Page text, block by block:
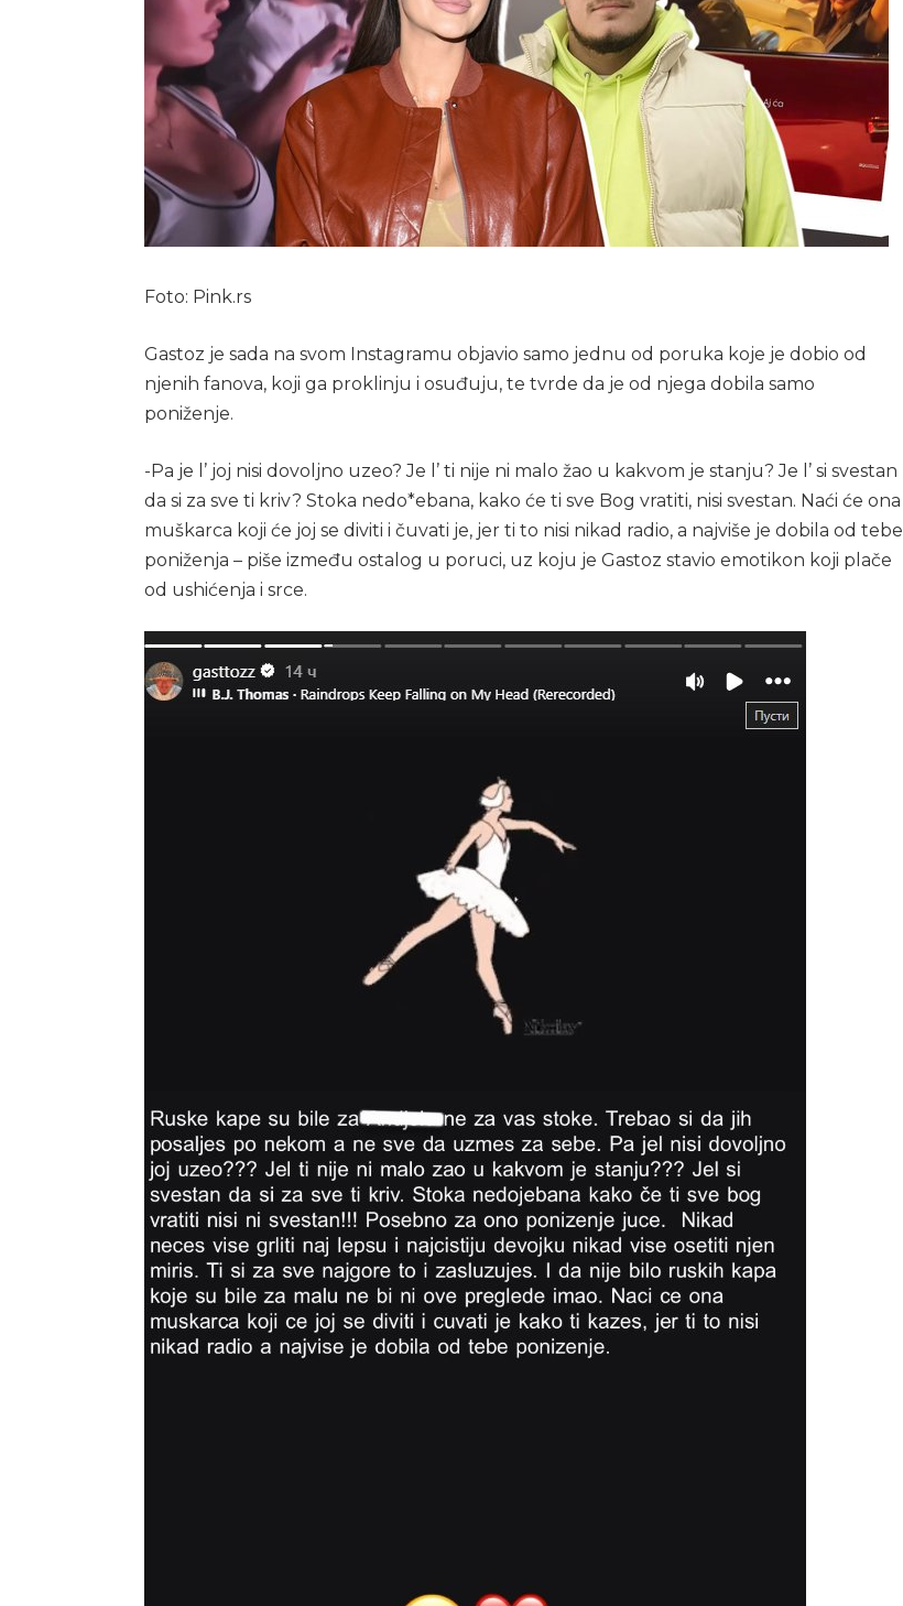
Foto: Pink.rs
Gastoz je sada na svom Instagramu objavio samo jednu od poruka koje je dobio od
njenih fanova, koji ga proklinju i osuđuju, te tvrde da je od njega dobila samo
poniženje.
-Pa je l’ joj nisi dovoljno uzeo? Je l’ ti nije ni malo žao u kakvom je stanju? Je l’ si svestan
da si za sve ti kriv? Stoka nedo*ebana, kako će ti sve Bog vratiti, nisi svestan. Naći će ona
muškarca koji će joj se diviti i čuvati je, jer ti to nisi nikad radio, a najviše je dobila od tebe
poniženja – piše između ostalog u poruci, uz koju je Gastoz stavio emotikon koji plače
od ushićenja i srce.